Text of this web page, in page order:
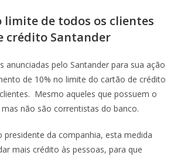
limite de todos os clientes
crédito Santander
anunciadas pelo Santander para sua ação
de 10% no limite do cartão de crédito
Mesmo aqueles que possuem o
não são correntistas do banco.
presidente da companhia, esta medida
mais crédito às pessoas, para que